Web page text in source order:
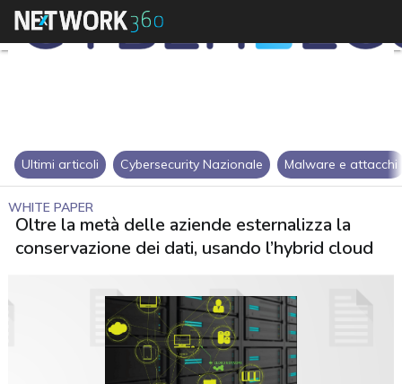
Ultimi articoli Cybersecurity Nazionale Malware e attacchi
WHITE PAPER
Oltre la metà delle aziende esternalizza la
conservazione dei dati, usando l’hybrid cloud